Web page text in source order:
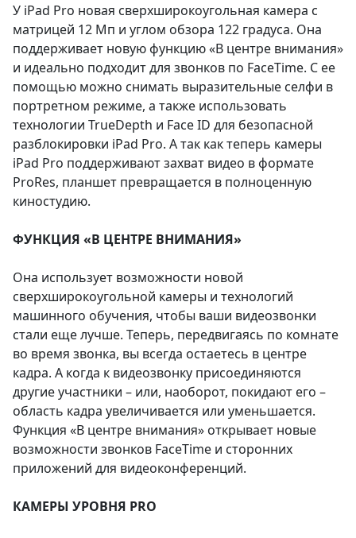
У iPad Pro новая сверхширокоугольная камера с
матрицей 12 Мп и углом обзора 122 градуса. Она
поддерживает новую функцию «В центре внимания»
и идеально подходит для звонков по FaceTime. С ее
помощью можно снимать выразительные селфи в
портретном режиме, а также использовать
технологии TrueDepth и Face ID для безопасной
разблокировки iPad Pro. А так как теперь камеры
iPad Pro поддерживают захват видео в формате
ProRes, планшет превращается в полноценную
киностудию.
ФУНКЦИЯ «В ЦЕНТРЕ ВНИМАНИЯ»
Она использует возможности новой
сверхширокоугольной камеры и технологий
машинного обучения, чтобы ваши видеозвонки
стали еще лучше. Теперь, передвигаясь по комнате
во время звонка, вы всегда остаетесь в центре
кадра. А когда к видеозвонку присоединяются
другие участники – или, наоборот, покидают его –
область кадра увеличивается или уменьшается.
Функция «В центре внимания» открывает новые
возможности звонков FaceTime и сторонних
приложений для видеоконференций.
КАМЕРЫ УРОВНЯ PRO